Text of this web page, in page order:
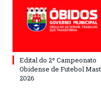
Edital do 2º Campeonato
Obidense de Futebol
2026